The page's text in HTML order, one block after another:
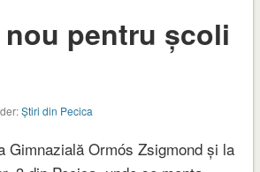
pentru școli
Știri din Pecica
Gimnazială Ormós Zsigmond și la